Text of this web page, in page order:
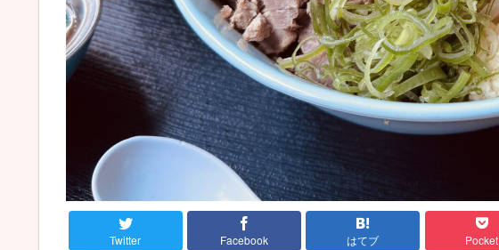
Twitter Facebook はてブ Pocket